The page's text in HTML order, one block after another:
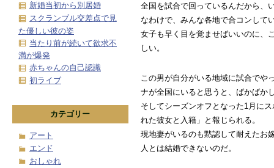
全国を試合で回っているんだから、
なわけで、みんな各地で合コンして
女子も早く目を覚ませばいいのに、
しい。
この男が自分がいる地域に試合でや
ナが全国にいると思うと、ばかばか
そしてシーズンオフとなった1月に
れた彼女と入籍」と報じられる。
現地妻がいるのも黙認して耐えたお
人とは結婚できないのだ。
新婚当初から別居婚
スクランブル交差点で見
た優しい彼の姿
当たり前が続いて欲求不
満が爆発
赤ちゃんの自己認識
初ライブ
カテゴリー
アート
エンド
おしゃれ